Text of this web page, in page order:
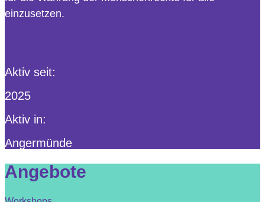
einzusetzen.
Aktiv seit:
2025
Aktiv in:
Angermünde
Angebote